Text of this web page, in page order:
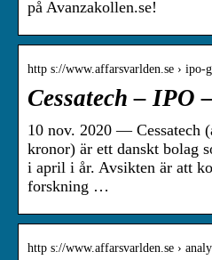
på Avanzakollen.se!
http s://www.affarsvarlden.se › ipo-
Cessatech – IPO
10 nov. 2020 — Cessatech
kronor) är ett danskt bolag
i april i år. Avsikten är att
forskning …
http s://www.affarsvarlden.se ›